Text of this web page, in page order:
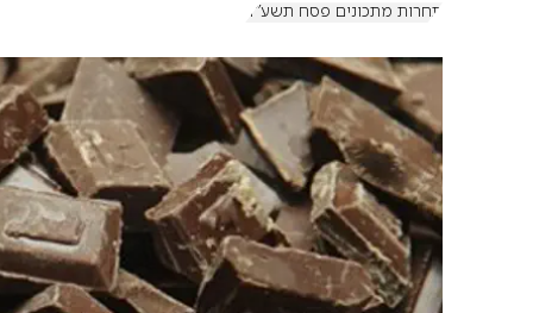
תחרות מתכונים פסח תשע"ד